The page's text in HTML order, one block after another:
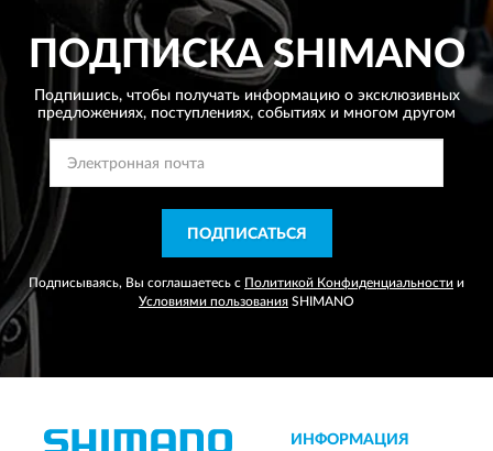
ПОДПИСКАSHIMANO
Подпишись, чтобы получать информацию о эксклюзивных
предложениях, поступлениях, событиях и многом другом
ПОДПИСАТЬСЯ
Подписываясь, Вы соглашаетесь с Политикой Конфиденциальности и
Условиями пользования SHIMANO
ИНФОРМАЦИЯ